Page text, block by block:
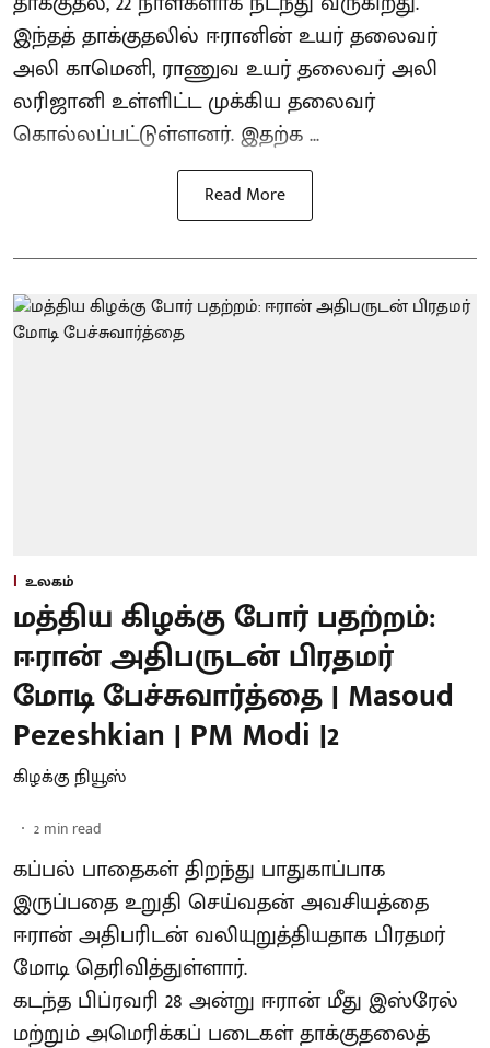
இந்தத் தாக்குதலில் ஈரானின் உயர் தலைவர்
அலி காமெனி, ராணுவ உயர் தலைவர் அலி
லரிஜானி உள்ளிட்ட முக்கிய தலைவர்
கொல்லப்பட்டுள்ளனர். இதற்க ...
Read More
உலகம்
மத்திய கிழக்கு போர் பதற்றம்:
ஈரான் அதிபருடன் பிரதமர்
மோடி பேச்சுவார்த்தை | Masoud
Pezeshkian | PM Modi |2
கிழக்கு நியூஸ்
2 min read
கப்பல் பாதைகள் திறந்து பாதுகாப்பாக
இருப்பதை உறுதி செய்வதன் அவசியத்தை
ஈரான் அதிபரிடன் வலியுறுத்தியதாக பிரதமர்
மோடி தெரிவித்துள்ளார்.
கடந்த பிப்ரவரி 28 அன்று ஈரான் மீது இஸ்ரேல்
மற்றும் அமெரிக்கப் படைகள் தாக்குதலைத்